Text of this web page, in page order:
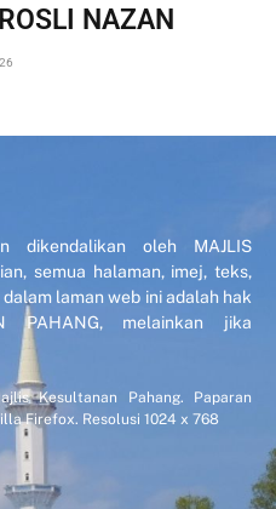
NAZAN
dikendalikan oleh MAJLIS
semua halaman, imej, teks,
laman web ini adalah hak
PAHANG, melainkan jika
Kesultanan Pahang. Paparan
Firefox. Resolusi 1024 x 768